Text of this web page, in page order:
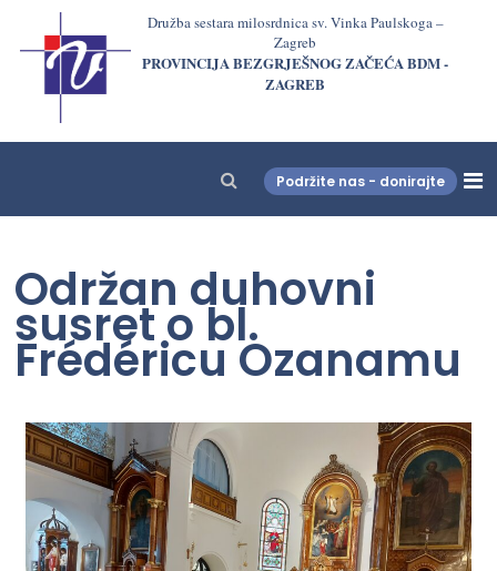
Družba sestara milosrdnica sv. Vinka Paulskoga –
Zagreb
PROVINCIJA BEZGRJEŠNOG ZAČEĆA BDM -
ZAGREB
Podržite nas - donirajte
Održan duhovni
susret o bl.
Frédéricu Ozanamu